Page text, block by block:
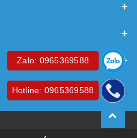
Zalo: 0965369588
Hotline: 0965369588